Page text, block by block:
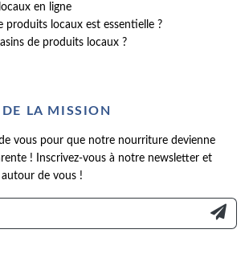
en ligne
produits locaux est essentielle ?
de produits locaux ?
LA MISSION
vous pour que notre nourriture devienne
! Inscrivez-vous à notre newsletter et
de vous !